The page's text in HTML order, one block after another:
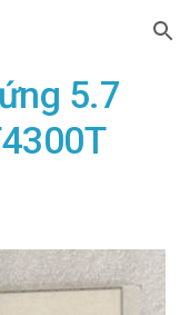
Skip to navigation
5.7